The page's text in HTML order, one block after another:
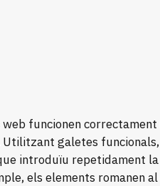
funcionen correctament
galetes
introduïu repetidament
els elements romanen